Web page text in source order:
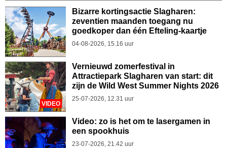
Bizarre kortingsactie Slagharen:
zeventien maanden toegang nu
goedkoper dan één Efteling-kaartje
04-08-2026, 15.16 uur
VIDEO
Vernieuwd zomerfestival in
Attractiepark Slagharen van start: dit
zijn de Wild West Summer Nights 2026
25-07-2026, 12.31 uur
Video: zo is het om te lasergamen in
een spookhuis
23-07-2026, 21.42 uur